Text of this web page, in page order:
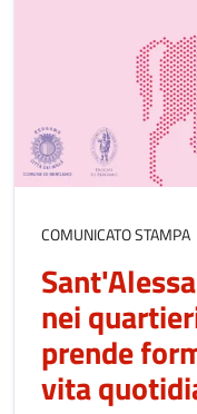
COMUNICATO STAMPA
nei
prende
vita